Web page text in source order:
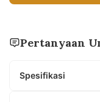
Pertanyaan
Spesifikasi